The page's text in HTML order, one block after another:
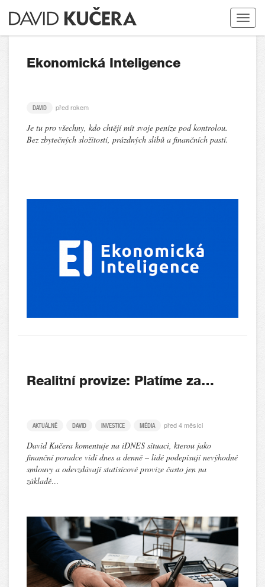
Toggle
Ekonomická Inteligence
DAVID před rokem
Je tu pro všechny, kdo chtějí mít svoje peníze pod kontrolou.
Bez zbytečných složitostí, prázdných slibů a finančních pastí.
Realitní provize: Platíme za…
AKTUÁLNĚ DAVID INVESTICE MÉDIA před 4 měsíci
David Kučera komentuje na iDNES situaci, kterou jako
finanční poradce vidí dnes a denně – lidé podepisují nevýhodné
smlouvy a odevzdávají statisícové provize často jen na
základě…